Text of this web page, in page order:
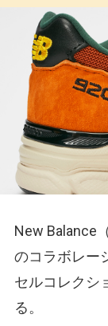
New Balance
のコラボレー
セルコレクシ
る。